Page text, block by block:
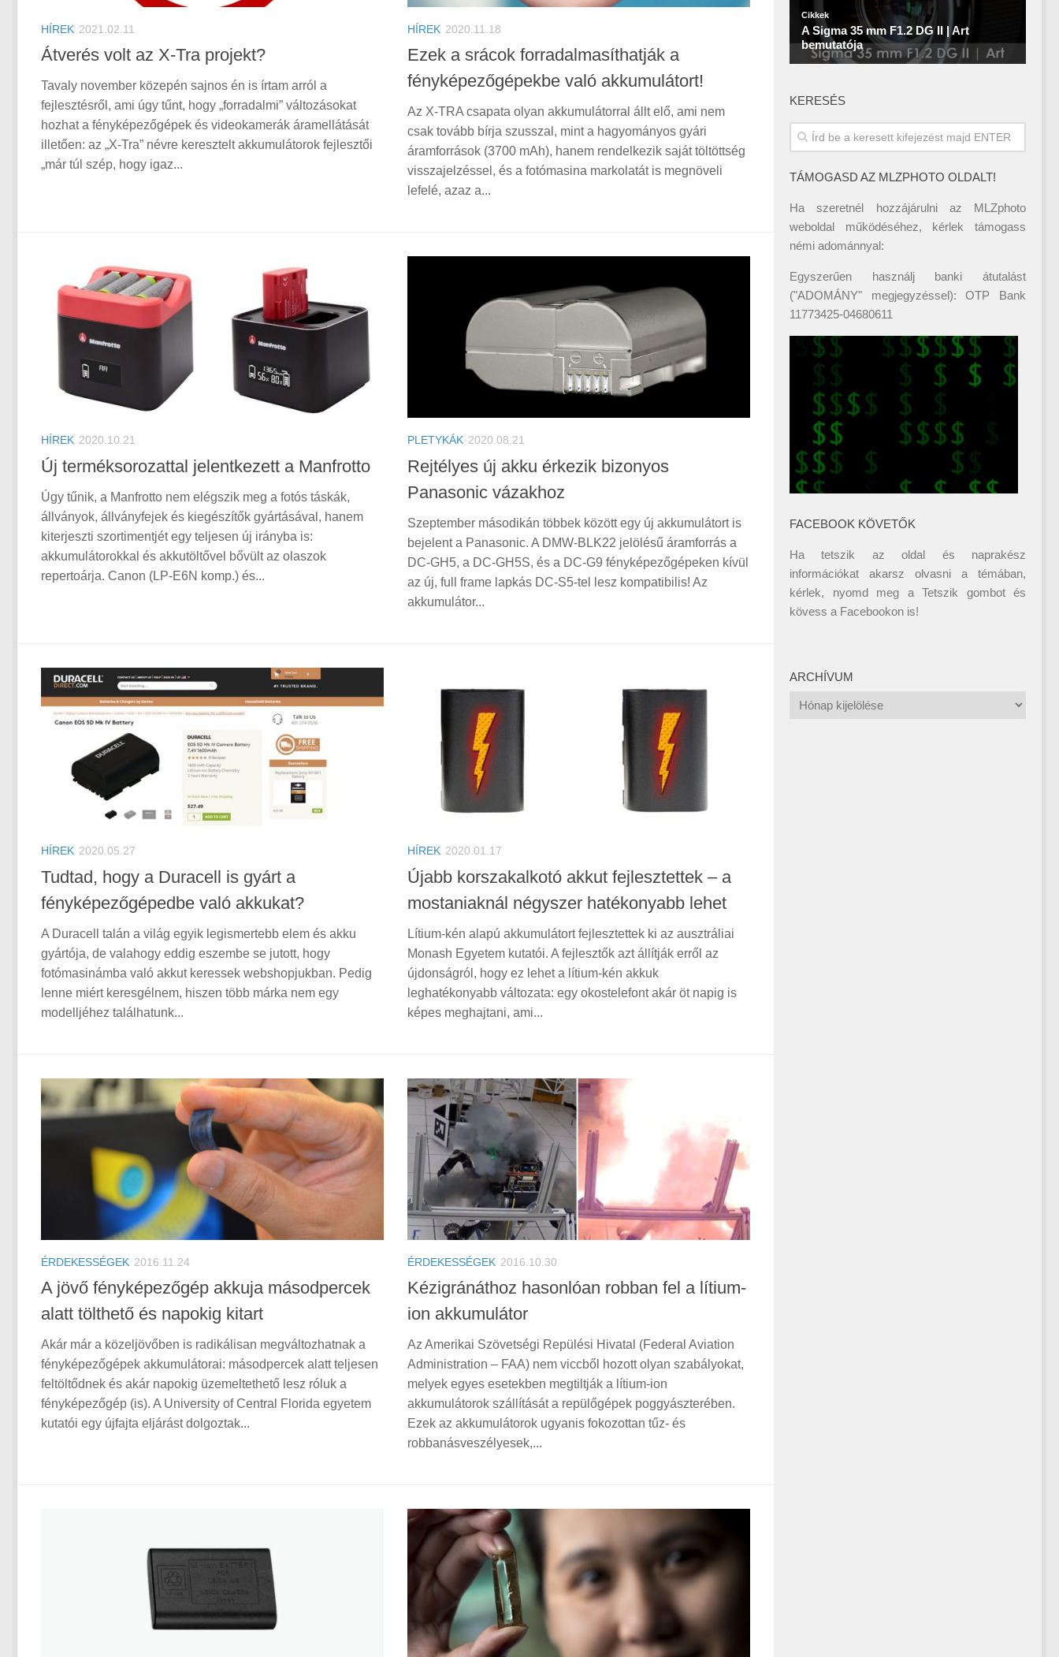
HÍREK 2021.02.11
Átverés volt az X-Tra projekt?
Tavaly november közepén sajnos én is írtam arról a
fejlesztésről, ami úgy tűnt, hogy „forradalmi” változásokat
hozhat a fényképezőgépek és videokamerák áramellátását
illetően: az „X-Tra” névre keresztelt akkumulátorok fejlesztői
„már túl szép, hogy igaz...
HÍREK 2020.11.18
Ezek a srácok forradalmasíthatják a
fényképezőgépekbe való akkumulátort!
Az X-TRA csapata olyan akkumulátorral állt elő, ami nem
csak tovább bírja szusszal, mint a hagyományos gyári
áramforrások (3700 mAh), hanem rendelkezik saját töltöttség
visszajelzéssel, és a fotómasina markolatát is megnöveli
lefelé, azaz a...
HÍREK 2020.10.21
Új terméksorozattal jelentkezett a Manfrotto
Úgy tűnik, a Manfrotto nem elégszik meg a fotós táskák,
állványok, állványfejek és kiegészítők gyártásával, hanem
kiterjeszti szortimentjét egy teljesen új irányba is:
akkumulátorokkal és akkutöltővel bővült az olaszok
repertoárja. Canon (LP-E6N komp.) és...
PLETYKÁK 2020.08.21
Rejtélyes új akku érkezik bizonyos
Panasonic vázakhoz
Szeptember másodikán többek között egy új akkumulátort is
bejelent a Panasonic. A DMW-BLK22 jelölésű áramforrás a
DC-GH5, a DC-GH5S, és a DC-G9 fényképezőgépeken kívül
az új, full frame lapkás DC-S5-tel lesz kompatibilis! Az
akkumulátor...
HÍREK 2020.05.27
Tudtad, hogy a Duracell is gyárt a
fényképezőgépedbe való akkukat?
A Duracell talán a világ egyik legismertebb elem és akku
gyártója, de valahogy eddig eszembe se jutott, hogy
fotómasinámba való akkut keressek webshopjukban. Pedig
lenne miért keresgélnem, hiszen több márka nem egy
modelljéhez találhatunk...
HÍREK 2020.01.17
Újabb korszakalkotó akkut fejlesztettek – a
mostaniaknál négyszer hatékonyabb lehet
Lítium-kén alapú akkumulátort fejlesztettek ki az ausztráliai
Monash Egyetem kutatói. A fejlesztők azt állítják erről az
újdonságról, hogy ez lehet a lítium-kén akkuk
leghatékonyabb változata: egy okostelefont akár öt napig is
képes meghajtani, ami...
ÉRDEKESSÉGEK 2016.11.24
A jövő fényképezőgép akkuja másodpercek
alatt tölthető és napokig kitart
Akár már a közeljövőben is radikálisan megváltozhatnak a
fényképezőgépek akkumulátorai: másodpercek alatt teljesen
feltöltődnek és akár napokig üzemeltethető lesz róluk a
fényképezőgép (is). A University of Central Florida egyetem
kutatói egy újfajta eljárást dolgoztak...
ÉRDEKESSÉGEK 2016.10.30
Kézigránáthoz hasonlóan robban fel a lítium-
ion akkumulátor
Az Amerikai Szövetségi Repülési Hivatal (Federal Aviation
Administration – FAA) nem viccből hozott olyan szabályokat,
melyek egyes esetekben megtiltják a lítium-ion
akkumulátorok szállítását a repülőgépek poggyászterében.
Ezek az akkumulátorok ugyanis fokozottan tűz- és
robbanásveszélyesek,...
KERESÉS
TÁMOGASD AZ MLZPHOTO OLDALT!
Ha szeretnél hozzájárulni az MLZphoto
weboldal működéséhez, kérlek támogass
némi adománnyal:
Egyszerűen használj banki átutalást
("ADOMÁNY" megjegyzéssel): OTP Bank
11773425-04680611
FACEBOOK KÖVETŐK
Ha tetszik az oldal és naprakész
információkat akarsz olvasni a témában,
kérlek, nyomd meg a Tetszik gombot és
kövess a Facebookon is!
ARCHÍVUM
Archívum